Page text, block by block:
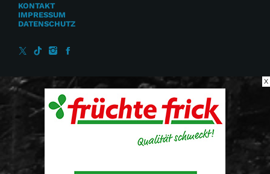
KONTAKT
IMPRESSUM
DATENSCHUTZ
X